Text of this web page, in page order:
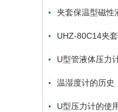
夹套保温型磁性
UHZ-80C14夹
U型管液体压力
温湿度计的历史
U型压力计的使